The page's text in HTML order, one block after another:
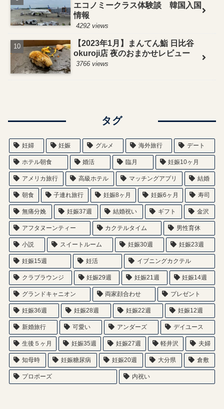
エコノミークラス体験談 韓国入国
情報
4292 views
【2023年1月】まんてん鮨 日比谷
okuroji店 夜のおまかせレビュー
3766 views
タグ
妊婦 妊娠 グルメ 海外旅行 デート
ホテル朝食 婚活 臨月 妊娠10ヶ月
アメリカ旅行 高級ホテル マッチングアプリ 結婚
朝食 子連れ旅行 妊娠8ヶ月 妊娠6ヶ月 寿司
無痛分娩 妊娠37週 結婚祝い ギフト 金沢
アフタヌーンティー カクテルタイム 男性育休
小説 スイートルーム 妊娠30週 妊娠23週
妊娠15週 妊活 イブニングカクテル
クラブラウンジ 妊娠29週 妊娠21週 妊娠14週
グランドキャニオン 両家顔合わせ プレゼント
妊娠36週 妊娠28週 妊娠22週 妊娠12週
新婚旅行 可愛い アンダーズ デイユース
生後５ヶ月 妊娠35週 妊娠27週 軽井沢 夫婦
知母時 妊娠糖尿病 妊娠20週 大分県 倉敷
プロポーズ 内祝い